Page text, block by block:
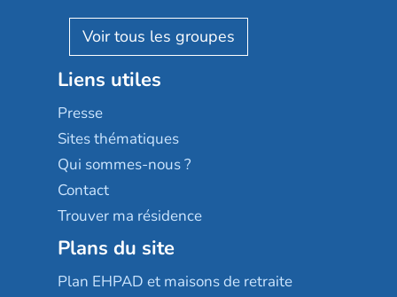
Reseda
Stella management
Les villages d'or
Sérénys
Résidences services Villa Médicis
Résidalya
Groupe aplus
AGE D'OR Services
Liens utiles
Presse
Sites thématiques
Qui sommes-nous ?
Contact
Trouver ma résidence
Plans du site
Plan EHPAD et maisons de retraite